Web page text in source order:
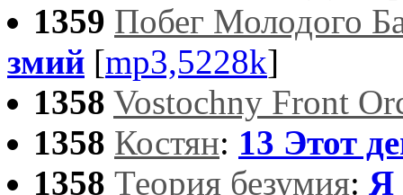
1359 Побег Молодого
змий [mp3,5228k]
1358 Vostochny Front
1358 Костян: 13 Этот
1358 Теория безумия: Я